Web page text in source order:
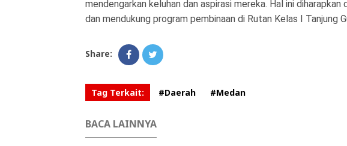
mendengarkan keluhan dan aspirasi mereka. Hal ini
dan mendukung program pembinaan di Rutan Kelas I Tanjung
Share:
Tag Terkait: #Daerah #Medan
BACA LAINNYA